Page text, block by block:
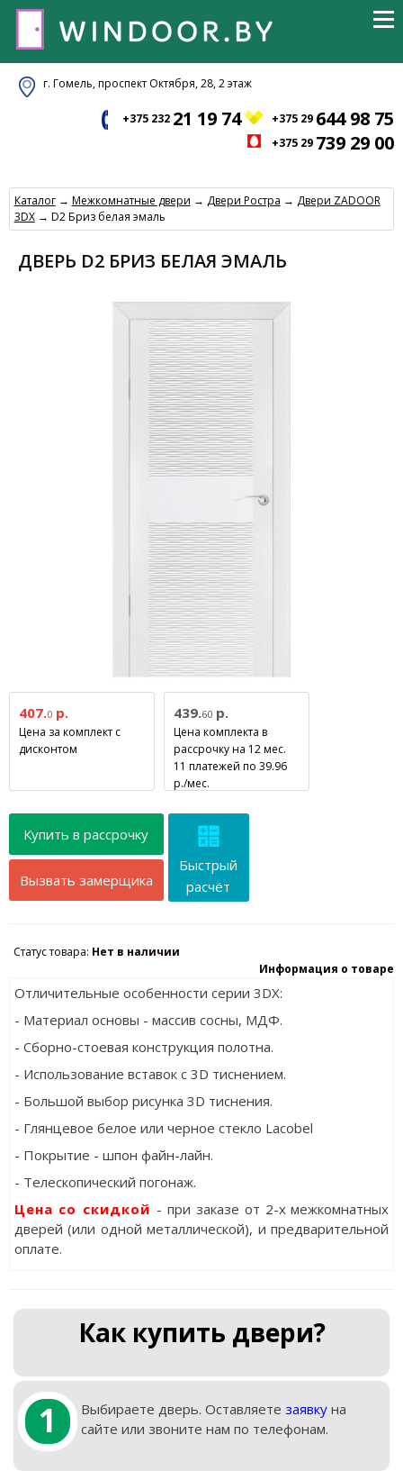
г. Гомель, проспект Октября, 28, 2 этаж
+375 232 21 19 74 +375 29 644 98 75
+375 29 739 29 00
Каталог→ Межкомнатные двери → Двери Ростра → Двери ZADOOR
3DX→ D2 Бриз белая эмаль
ДВЕРЬ D2 БРИЗ БЕЛАЯ ЭМАЛЬ
407.0р.
Цена за комплект с
дисконтом
439.60р.
Цена комплекта в
рассрочку на 12 мес.
11 платежей по 39.96
р./мес.
Купить в рассрочку
Вызвать замерщика
Быстрый
расчёт
Статус товара: Нет в наличии
Информация о товаре
Отличительные особенности серии 3DX:
- Материал основы - массив сосны, МДФ.
- Сборно-стоевая конструкция полотна.
- Использование вставок с 3D тиснением.
- Большой выбор рисунка 3D тиснения.
- Глянцевое белое или черное стекло Lacobel
- Покрытие - шпон файн-лайн.
- Телескопический погонаж.
Цена со скидкой - при заказе от 2-х межкомнатных
дверей (или одной металлической), и предварительной
оплате.
Как купить двери?
1 Выбираете дверь. Оставляете заявкуна
сайте или звоните нам по телефонам.